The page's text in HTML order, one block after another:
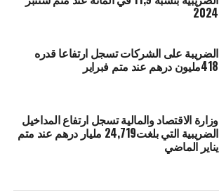
2024
الضريبة على الشركات تسجل ارتفاعا قدره
418مليون درهم عند متم فبراير
وزارة الاقتصاد والمالية تسجل ارتفاع المداخيل
الضريبية التي بلغت24,719 مليار درهم عند متم
يناير الماضي